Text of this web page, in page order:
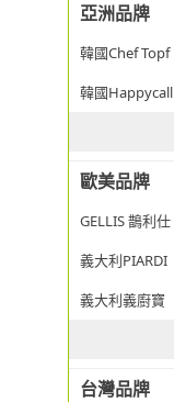
亞洲品牌
韓國Chef Topf
韓國Happycall
歐美品牌
GELLIS 鵲利仕
義大利PIARDI
義大利義廚寶
台灣品牌